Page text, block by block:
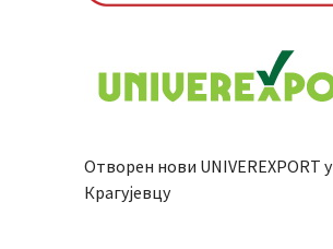
Отворен нови UNIVEREXPORT у
Крагујевцу